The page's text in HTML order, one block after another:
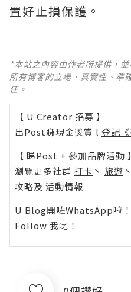
置好止損保護。
*本站之內容由作者所提供，
所有博客的立場、真實性、準
任。
【 U Creator 招募 】
出Post賺現金獎賞 l 登記
【 睇Post + 參加品牌活動 】
瀏覽更多社群 打卡 丶 旅遊 丶
攻略及 活動情報
U Blog開咗WhatsApp啦
Follow 我哋 ！